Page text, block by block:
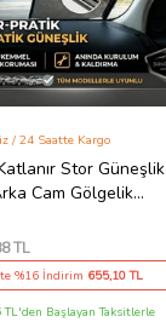
Stor Güneşlik
Cam Gölgelik
Koruyucu Araba Suv
/ 24 Saatte Kargo
TL
%16 İndirim 655,10 TL
TL'den Başlayan Taksitlerle